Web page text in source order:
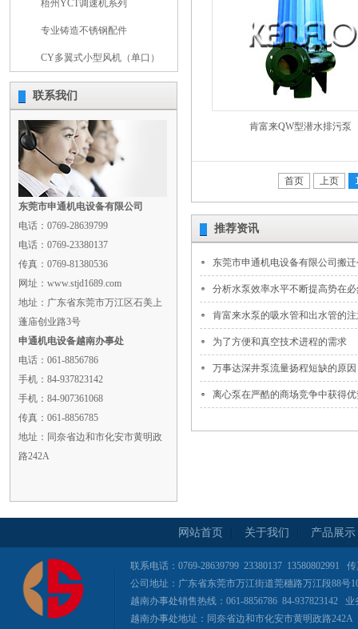
梧州YCT调速机系列
专业铸造不锈钢配件
CY多翼式小型风机（单口）
联系我们
东莞市申通机电设备有限公司
电话：0769-28639799
电话：0769-23380137
传真：0769-81380536
网址：www.stjd1689.com
地址：广东省东莞市万江区石美上
蓬庙创业路3号
申通机电设备越南办事处
电话：061-8856786
手机：84-937823142
手机：84-907361068
传真：061-8856785
地址：同奈省边和市化安市黄明政
路242A
肯富来QW型潜水排污泵
首页 上页
推荐资讯
东莞市申通机电设备有限公司搬
分析水泵效率水平不断提高势在
肯富来水泵的吸水管和出水管的
为了方便和真空技术进程的需求
万事达深井泵流量扬程短缺的原因
离心泵在严酷的商场竞争中获得
网站首页 关于我们 产品展示
联系电话：0769-28639799 23380137 13580802991
公司地址：广东省东莞市万江街道莞穗路万江段88号
越南办事处销售热线：061-8856786 84-937823142
越南办事处地址：同奈省边和市化安市黄明政路242A